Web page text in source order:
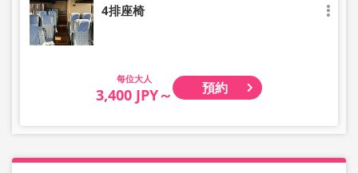
4排座椅
大人
3,400 JPY～ 預約